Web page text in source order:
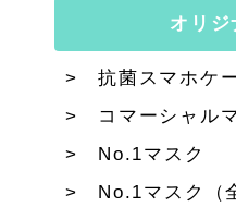
オリジ
抗菌スマホケ
コマーシャル
No.1マスク
No.1マスク（